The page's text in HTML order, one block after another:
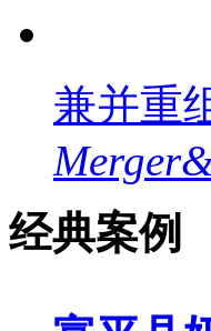
兼并重
经典案例